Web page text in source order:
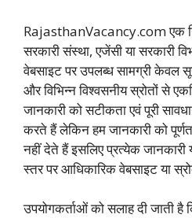
RajasthanVacancy.com एक
सरकारी संस्था, एजेंसी या सरकारी
वेबसाइट पर उपलब्ध सामग्री केवल
और विभिन्न विश्वसनीय स्रोतों से
जानकारी को सटीकता एवं पूरी
करते हैं लेकिन हम जानकारी को
नहीं देते हैं इसलिए प्रत्येक
स्तर पर आधिकारिक वेबसाइट या
उपयोगकर्ताओं को सलाह दी जाती है